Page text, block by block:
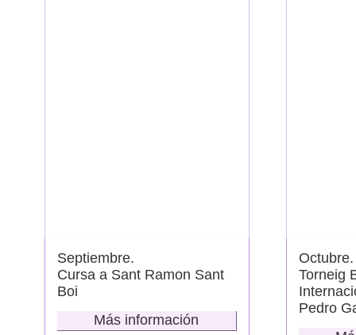
Septiembre.
Cursa a Sant Ramon Sant
Boi
Más información
Octubre.
Torneig
Pedro